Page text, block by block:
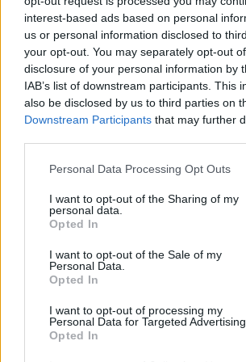
interest-based ads based on personal
us or personal information disclosed to
your opt-out. You may separately opt-out
disclosure of your personal information by
IAB’s list of downstream participants. This
also be disclosed by us to third parties on
Downstream Participants that may further
Personal Data Processing Opt Outs
I want to opt-out of the Sharing of my
personal data.
Opted In
I want to opt-out of the Sale of my
Personal Data.
Opted In
I want to opt-out of processing my
Personal Data for Targeted Advertising.
Opted In
pezt
Board Administrator
Team Farmerama CZ & SK
Bugfixes & Improvements - opravy a
WebUnity a klienta
chyb:
V info okně o rezervaci nějaké
účet se objevuje špatný text.
světa pomocí stavitele.
20/10/22
Greg27141,Mřenka,milda41a1 další uživateltohle